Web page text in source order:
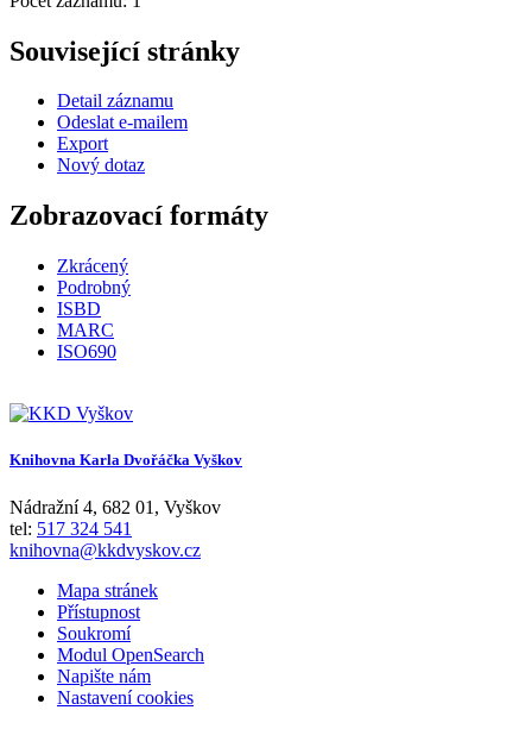
Související stránky
Detail záznamu
Odeslat e-mailem
Export
Nový dotaz
Zobrazovací formáty
Zkrácený
Podrobný
ISBD
MARC
ISO690
Knihovna Karla Dvořáčka Vyškov
Nádražní 4, 682 01 , Vyškov
tel: 517 324 541
knihovna@kkdvyskov.cz
Mapa stránek
Přístupnost
Soukromí
Modul OpenSearch
Napište nám
Nastavení cookies